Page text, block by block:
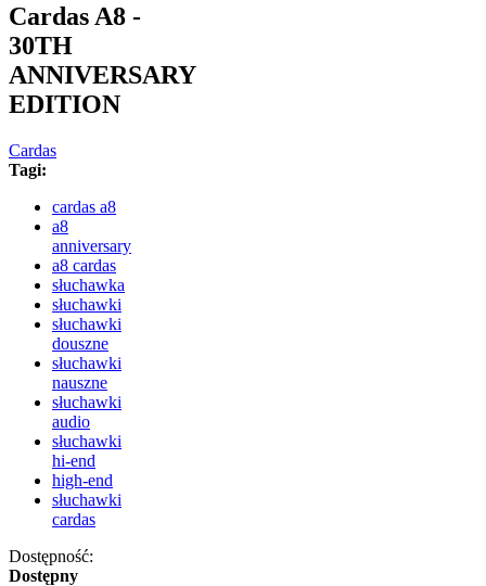
Cardas A8 -
30TH
ANNIVERSARY
EDITION
Cardas
Tagi:
cardas a8
a8
anniversary
a8 cardas
słuchawka
słuchawki
słuchawki
douszne
słuchawki
nauszne
słuchawki
audio
słuchawki
hi-end
high-end
słuchawki
cardas
Dostępność:
Dostępny